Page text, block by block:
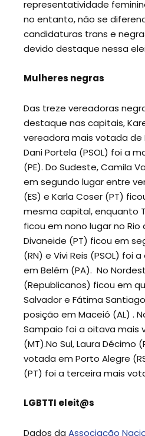
representatividade
no entanto, não se
candidaturas trans e
devido destaque nessa
Mulheres negras
Das treze vereadoras
destaque nas capitais,
vereadora mais votada de
Dani Portela (PSOL) foi a
(PE). Do Sudeste, Camila
em segundo lugar entre
(ES) e Karla Coser (PT)
mesma capital, enquanto
ficou em nono lugar no Rio
Divaneide (PT) ficou em
(RN) e Vivi Reis (PSOL) foi
em Belém (PA). No
(Republicanos) ficou em
Salvador e Fátima
posição em Maceió (AL) .
Sampaio foi a oitava mais
(MT).No Sul, Laura Décimo
votada em Porto Alegre
(PT) foi a terceira mais
LGBTTI eleit@s
Dados da Associação